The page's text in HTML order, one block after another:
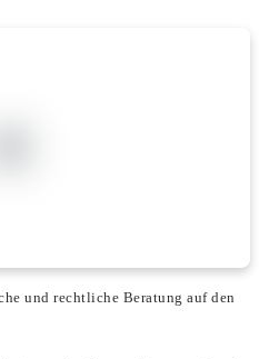
und rechtliche Beratung auf den